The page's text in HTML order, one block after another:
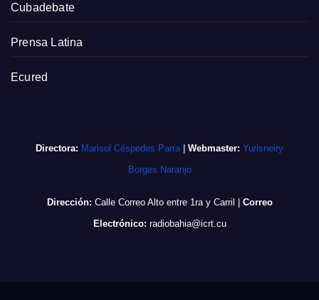
Cubadebate
Prensa Latina
Ecured
Directora: Marisol Céspedes Parra Webmaster: Yurisneiry
Borges Naranjo
Dirección: Calle Correo Alto entre 1ra y Carril
Correo
Electrónico: radiobahia@icrt.cu